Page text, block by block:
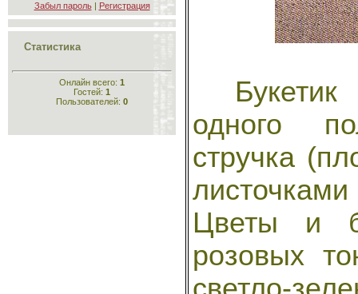
Забыл пароль| Регистрация
Статистика
Онлайн всего: 1
Гостей: 1
Пользователей: 0
Букетик
одного
стручка
Цветы и
розовых